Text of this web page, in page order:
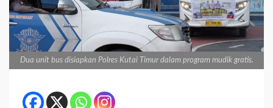
Dua unit bus disiapkan Polres Kutai Timur dalam program mudik gratis.